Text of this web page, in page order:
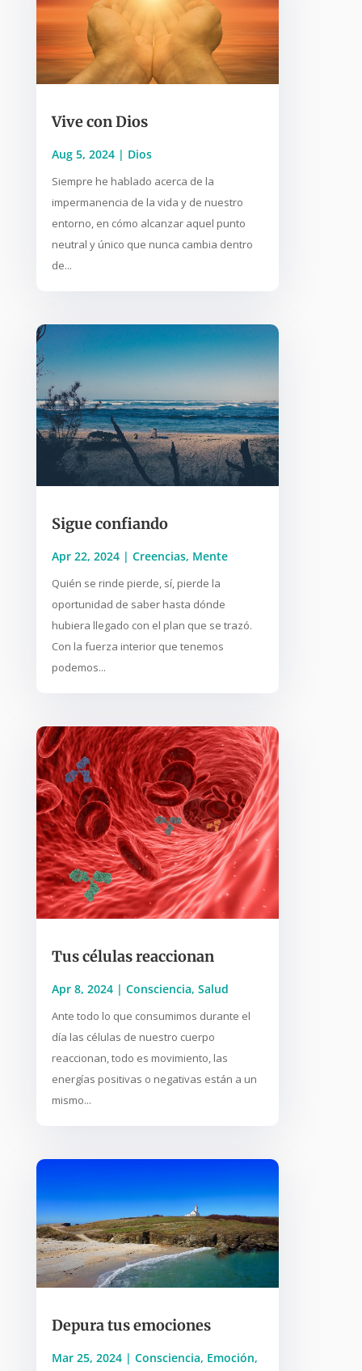
Vive con Dios
Aug 5, 2024| Dios
Siempre he hablado acerca de la
impermanencia de la vida y de nuestro
entorno, en cómo alcanzar aquel punto
neutral y único que nunca cambia dentro
de...
Sigue confiando
Apr 22, 2024| Creencias, Mente
Quién se rinde pierde, sí, pierde la
oportunidad de saber hasta dónde
hubiera llegado con el plan que se trazó.
Con la fuerza interior que tenemos
podemos...
Tus células reaccionan
Apr 8, 2024| Consciencia, Salud
Ante todo lo que consumimos durante el
día las células de nuestro cuerpo
reaccionan, todo es movimiento, las
energías positivas o negativas están a un
mismo...
Depura tus emociones
Mar 25, 2024| Consciencia, Emoción,